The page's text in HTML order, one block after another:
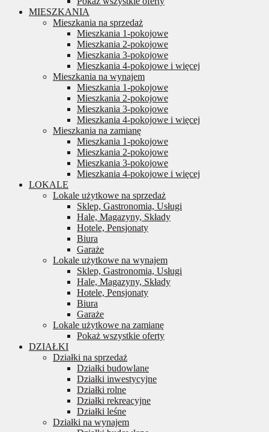
MIESZKANIA
Mieszkania na sprzedaż
Mieszkania 1-pokojowe
Mieszkania 2-pokojowe
Mieszkania 3-pokojowe
Mieszkania 4-pokojowe i więcej
Mieszkania na wynajem
Mieszkania 1-pokojowe
Mieszkania 2-pokojowe
Mieszkania 3-pokojowe
Mieszkania 4-pokojowe i więcej
Mieszkania na zamianę
Mieszkania 1-pokojowe
Mieszkania 2-pokojowe
Mieszkania 3-pokojowe
Mieszkania 4-pokojowe i więcej
LOKALE
Lokale użytkowe na sprzedaż
Sklep, Gastronomia, Usługi
Hale, Magazyny, Składy
Hotele, Pensjonaty
Biura
Garaże
Lokale użytkowe na wynajem
Sklep, Gastronomia, Usługi
Hale, Magazyny, Składy
Hotele, Pensjonaty
Biura
Garaże
Lokale użytkowe na zamianę
Pokaż wszystkie oferty
DZIAŁKI
Działki na sprzedaż
Działki budowlane
Działki inwestycyjne
Działki rolne
Działki rekreacyjne
Działki leśne
Działki na wynajem